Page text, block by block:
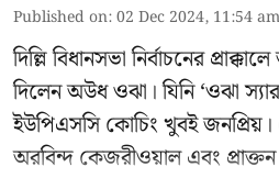
Published on:02 Dec 2024, 11:54 am
দিল্লি বিধানসভা নির্বাচনের প্রাক্কালে
দিলেন অউধ ওঝা। যিনি ‘ওঝা
ইউপিএসসি কোচিং খুবই জনপ্রিয়।
অরবিন্দ কেজরীওয়ালএবং